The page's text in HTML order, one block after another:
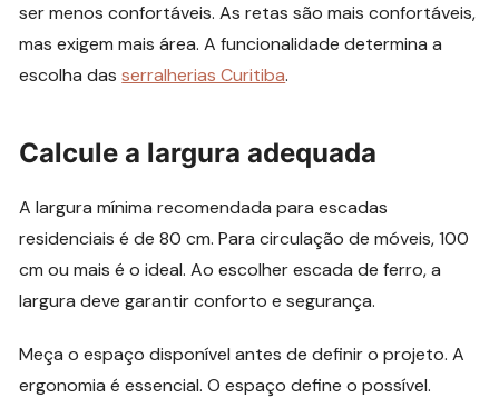
ser menos confortáveis. As retas são mais confortáveis,
mas exigem mais área. A funcionalidade determina a
escolha dasserralherias Curitiba.
Calcule a largura adequada
A largura mínima recomendada para escadas
residenciais é de 80 cm. Para circulação de móveis, 100
cm ou mais é o ideal. Ao escolher escada de ferro, a
largura deve garantir conforto e segurança.
Meça o espaço disponível antes de definir o projeto. A
ergonomia é essencial. O espaço define o possível.